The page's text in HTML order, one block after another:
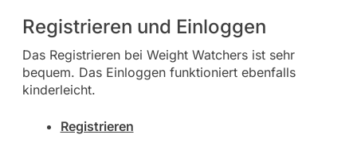
Registrieren und Einloggen
Das Registrieren bei Weight Watchers ist sehr
bequem. Das Einloggen funktioniert ebenfalls
kinderleicht.
Registrieren